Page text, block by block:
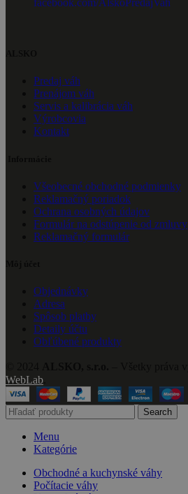
facebook.com/AlskoPredajVah
Predaj váh
Prenájom váh
Servis a kalibrácia váh
Výrobcovia
Kontakt
Všeobecné obchodné podmienky
Reklamačný poriadok
Ochrana osobných údajov
Formulár na odstúpenie od zmluvy
Reklamačný formulár
Objednávky
Adresa
Spôsob platby
Detaily účtu
Obľúbené produkty
WebLab
Search
Menu
Kategórie
Obchodné a kuchynské váhy
Počítacie váhy